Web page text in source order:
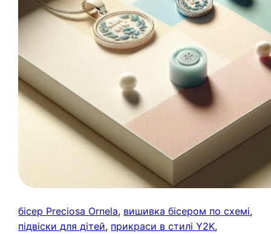
бісер Preciosa Ornela, вишивка бісером по схемі
підвіски для дітей, прикраси в стилі Y2K